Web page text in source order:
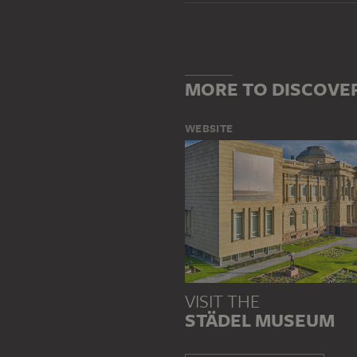
MORE TO
WEBSITE
VISIT THE
STÄDEL MUSEUM